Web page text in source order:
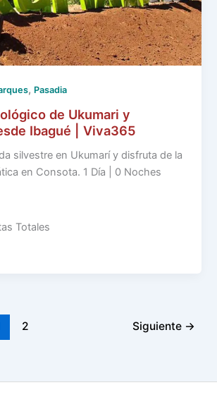
, Pasadia
de Ukumari y
Ibagué | Viva365
silvestre en Ukumarí y disfruta de la
en Consota. 1 Día | 0 Noches
Totales
2 Siguiente →